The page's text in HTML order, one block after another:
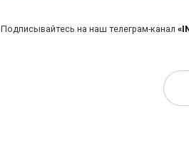
Подписывайтесь на наш телеграм-канал